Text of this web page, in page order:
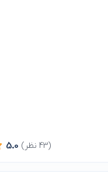
5.0 (43 نظر)